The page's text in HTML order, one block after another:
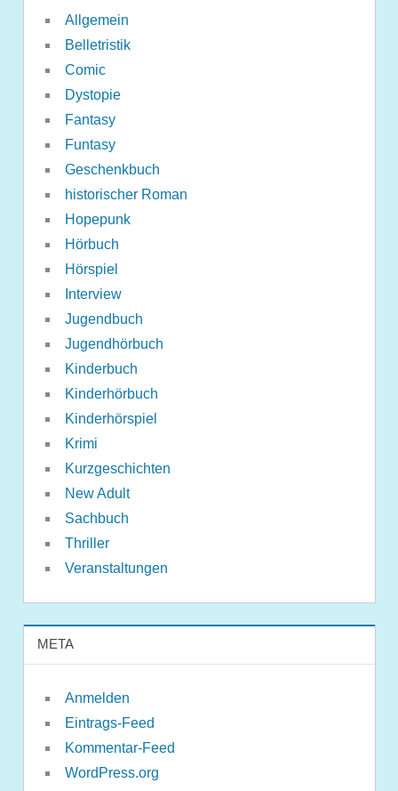
Allgemein
Belletristik
Comic
Dystopie
Fantasy
Funtasy
Geschenkbuch
historischer Roman
Hopepunk
Hörbuch
Hörspiel
Interview
Jugendbuch
Jugendhörbuch
Kinderbuch
Kinderhörbuch
Kinderhörspiel
Krimi
Kurzgeschichten
New Adult
Sachbuch
Thriller
Veranstaltungen
META
Anmelden
Eintrags-Feed
Kommentar-Feed
WordPress.org